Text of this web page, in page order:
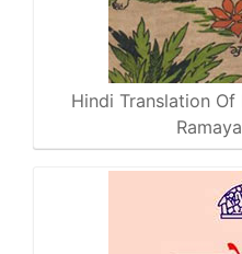
Hindi Translation